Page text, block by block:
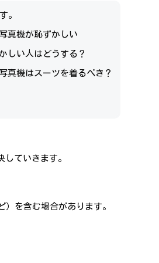
。
真機が恥ずかしい
しい人はどうする？
真機はスーツを着るべき？
ていきます。
を含む場合があります。